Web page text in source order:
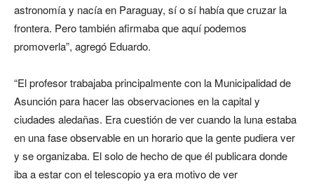
astronomía y nacía en Paraguay, sí o sí había que cruzar la
frontera. Pero también afirmaba que aquí podemos
promoverla”, agregó Eduardo.
“El profesor trabajaba principalmente con la Municipalidad de
Asunción para hacer las observaciones en la capital y
ciudades aledañas. Era cuestión de ver cuando la luna estaba
en una fase observable en un horario que la gente pudiera ver
y se organizaba. El solo de hecho de que él publicara donde
iba a estar con el telescopio ya era motivo de ver